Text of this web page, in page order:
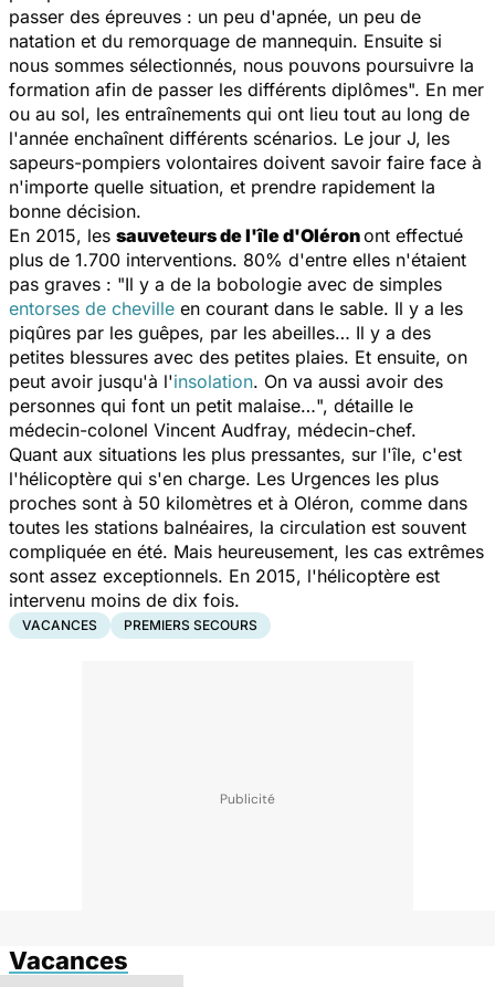
passer des épreuves : un peu d'apnée, un peu de
natation et du remorquage de mannequin. Ensuite si
nous sommes sélectionnés, nous pouvons poursuivre la
formation afin de passer les différents diplômes". En mer
ou au sol, les entraînements qui ont lieu tout au long de
l'année enchaînent différents scénarios. Le jour J, les
sapeurs-pompiers volontaires doivent savoir faire face à
n'importe quelle situation, et prendre rapidement la
bonne décision.
En 2015, les sauveteurs de l'île d'Oléronont effectué
plus de 1.700 interventions. 80% d'entre elles n'étaient
pas graves : "Il y a de la bobologie avec de simples
entorses de cheville en courant dans le sable. Il y a les
piqûres par les guêpes, par les abeilles… Il y a des
petites blessures avec des petites plaies. Et ensuite, on
peut avoir jusqu'à l'insolation. On va aussi avoir des
personnes qui font un petit malaise…", détaille le
médecin-colonel Vincent Audfray, médecin-chef.
Quant aux situations les plus pressantes, sur l'île, c'est
l'hélicoptère qui s'en charge. Les Urgences les plus
proches sont à 50 kilomètres et à Oléron, comme dans
toutes les stations balnéaires, la circulation est souvent
compliquée en été. Mais heureusement, les cas extrêmes
sont assez exceptionnels. En 2015, l'hélicoptère est
intervenu moins de dix fois.
VACANCES PREMIERS SECOURS
Vacances